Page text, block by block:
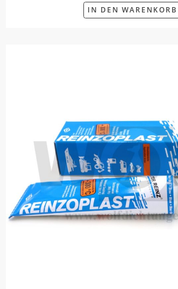
IN DEN WARENKORB